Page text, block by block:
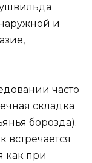
и
часто
складка
борозда).
встречается
как при